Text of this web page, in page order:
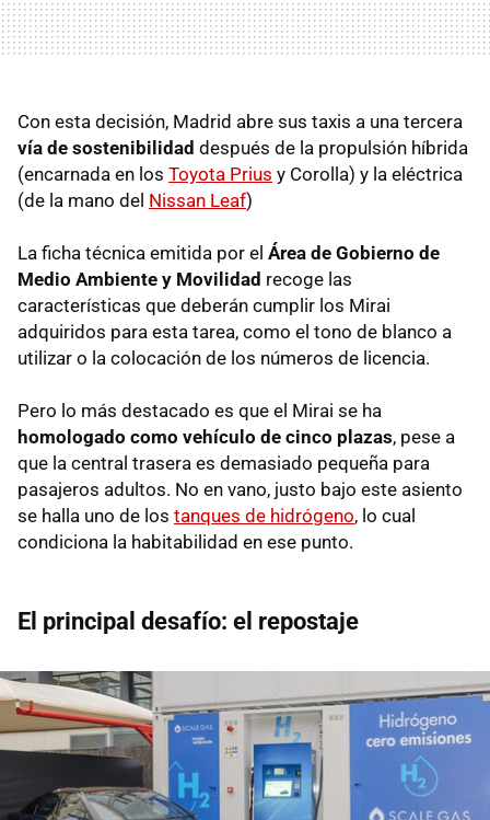
Con esta decisión, Madrid abre sus taxis a una tercera
vía de sostenibilidad después de la propulsión híbrida
(encarnada en los Toyota Prius y Corolla) y la eléctrica
(de la mano del Nissan Leaf)
La ficha técnica emitida por el Área de Gobierno de
Medio Ambiente y Movilidad recoge las
características que deberán cumplir los Mirai
adquiridos para esta tarea, como el tono de blanco a
utilizar o la colocación de los números de licencia.
Pero lo más destacado es que el Mirai se ha
homologado como vehículo de cinco plazas, pese a
que la central trasera es demasiado pequeña para
pasajeros adultos. No en vano, justo bajo este asiento
se halla uno de los tanques de hidrógeno, lo cual
condiciona la habitabilidad en ese punto.
El principal desafío: el repostaje